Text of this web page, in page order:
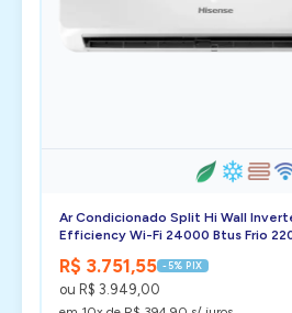
Ar Condicionado Split Hi Wall
Efficiency Wi-Fi 24000 Btus Frio
R$ 3.751,55 -5% PIX
ou R$ 3.949,00